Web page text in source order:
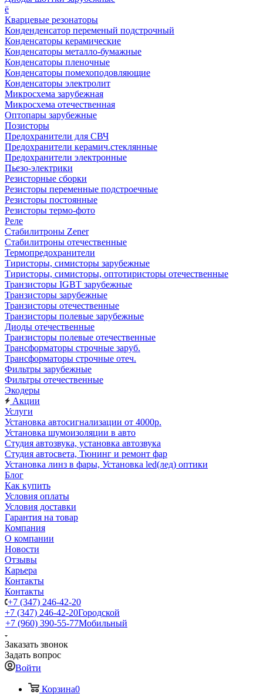
ё
Кварцевые резонаторы
Конденденсатор переменый подстрочный
Конденсаторы керамические
Конденсаторы металло-бумажные
Конденсаторы пленочные
Конденсаторы помехоподовляющие
Конденсаторы электролит
Микросхема зарубежная
Микросхема отечественная
Оптопары зарубежные
Позисторы
Предохранители для СВЧ
Предохранители керамич.стеклянные
Предохранители электронные
Пьезо-электрики
Резисторные сборки
Резисторы переменные подстроечные
Резисторы постоянные
Резисторы термо-фото
Реле
Стабилитроны Zener
Стабилитроны отечественные
Термопредохранители
Тиристоры, симисторы зарубежные
Тиристоры, симисторы, оптотиристоры отечественные
Транзисторы IGBT зарубежные
Транзисторы зарубежные
Транзисторы отечественные
Транзисторы полевые зарубежные
Диоды отечественные
Транзисторы полевые отечественные
Трансформаторы строчные заруб.
Трансформаторы строчные отеч.
Фильтры зарубежные
Фильтры отечественные
Экодеры
Акции
Услуги
Установка автосигнализации от 4000р.
Установка шумоизоляции в авто
Студия автозвука, установка автозвука
Студия автосвета, Тюнинг и ремонт фар
Установка линз в фары, Установка led(лед) оптики
Блог
Как купить
Условия оплаты
Условия доставки
Гарантия на товар
Компания
О компании
Новости
Отзывы
Карьера
Контакты
Контакты
+7 (347) 246-42-20
+7 (347) 246-42-20Городской
+7 (960) 390-55-77Мобильный
Заказать звонок
Задать вопрос
Войти
Корзина0